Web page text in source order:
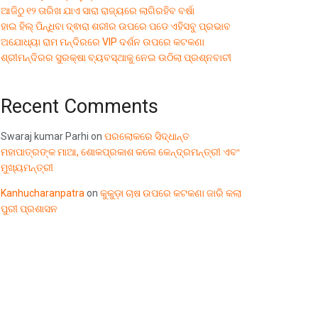
ଆଜିଠୁ ୧୨ ତାରିଖ ଯାଏ ସାରା ରାଜ୍ୟରେ ଲାଗିରହିବ ବର୍ଷା
ହାଇ ହିଲ୍ ପିନ୍ଧିବା ଦ୍ଵାରା ଶରୀର ଉପରେ ପଡେ ଏହିସବୁ ପ୍ରଭାବ
ଅଯୋଧ୍ୟା ରାମ ମନ୍ଦିରରେ VIP ଦର୍ଶନ ଉପରେ କଟକଣା
ଶ୍ରୀମନ୍ଦିରର ସୁରକ୍ଷା ବ୍ୟବସ୍ଥାକୁ ନେଇ ଉଠିଲା ପ୍ରଶ୍ନବାଚୀ
Recent Comments
Swaraj kumar Parhi on ପରଲୋକରେ ସିଦ୍ଧାନ୍ତ
ମହାପାତ୍ରଙ୍କ ମାଆ, ଶୋକପ୍ରକାଶ କଲେ କେନ୍ଦ୍ରମନ୍ତ୍ରୀ ଏବଂ
ମୁଖ୍ୟମନ୍ତ୍ରୀ
Kanhucharanpatraon କୁକୁଡ଼ା ଚାଷ ଉପରେ କଟକଣା ଜାରି କଲା
ପୁରୀ ପ୍ରଶାସନ